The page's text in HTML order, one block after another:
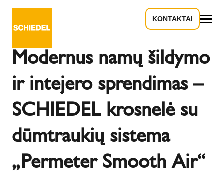
KONTAKTAI
Modernus namų šildymo
ir intejero sprendimas –
SCHIEDEL krosnelė su
dūmtraukių sistema
„Permeter Smooth Air“